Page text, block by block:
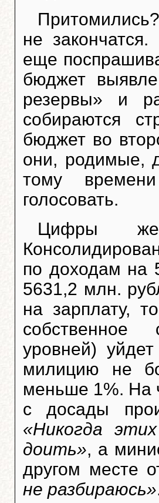
не
еще
бюджет
резервы» и
собираются
бюджет во
они, родимые,
тому
голосовать.
Цифры
по доходам на
5631,2 млн.
на зарплату,
собственное
уровней)
милицию не
меньше 1%. На
с досады
«Никогда
доить», а
другом месте
не разбираюсь»